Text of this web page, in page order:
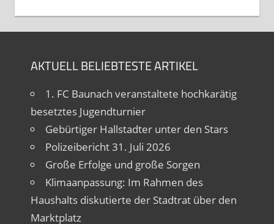
AKTUELL BELIEBTESTE ARTIKEL
1. FC Baunach veranstaltete hochkarätig
besetztes Jugendturnier
Gebürtiger Hallstadter unter den Stars
Polizeibericht 31. Juli 2026
Große Erfolge und große Sorgen
Klimaanpassung: Im Rahmen des
Haushalts diskutierte der Stadtrat über den
Marktplatz